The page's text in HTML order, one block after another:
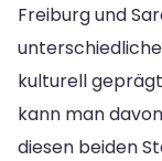
Freiburg und
kulturell
kann man
diesen beiden